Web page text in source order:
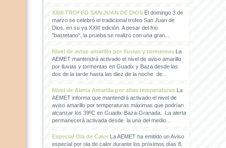
XXIII TROFEO SAN JUAN DE DIOSEl domingo 3 de
marzo se celebró el tradicional trofeo San Juan de
Dios, en su ya XXIII edición. A pesar del frio
"bastetano", la prueba se realizó con una gran...
Nivel de aviso amarillo por lluvias y tormentasLa
AEMET mantendrá activado el nivel de aviso amarillo
por lluvias y tormentas en Guadix y Baza desde las
dos de la tarde hasta las diez de la noche de...
Nivel de Alerta Amarilla por altas temperaturasLa
AEMET informa que mantendrá activado el nivel de
aviso amarillo por temperaturas máximas que podrían
alcanzar los 39ºC en Guadix-Baza-Granada. La alerta
permanecerá activada desde la una del medio...
Especial Ola de CalorLa AEMET ha emitido un Aviso
especial por ola de calor durante los próximos días 8,